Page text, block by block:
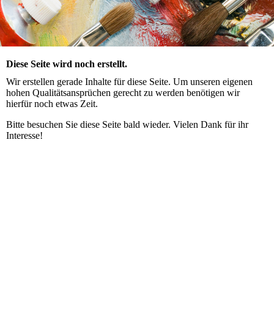
Diese Seite wird noch erstellt.
Wir erstellen gerade Inhalte für diese Seite. Um unseren eigenen
hohen Qualitätsansprüchen gerecht zu werden benötigen wir
hierfür noch etwas Zeit.
Bitte besuchen Sie diese Seite bald wieder. Vielen Dank für ihr
Interesse!